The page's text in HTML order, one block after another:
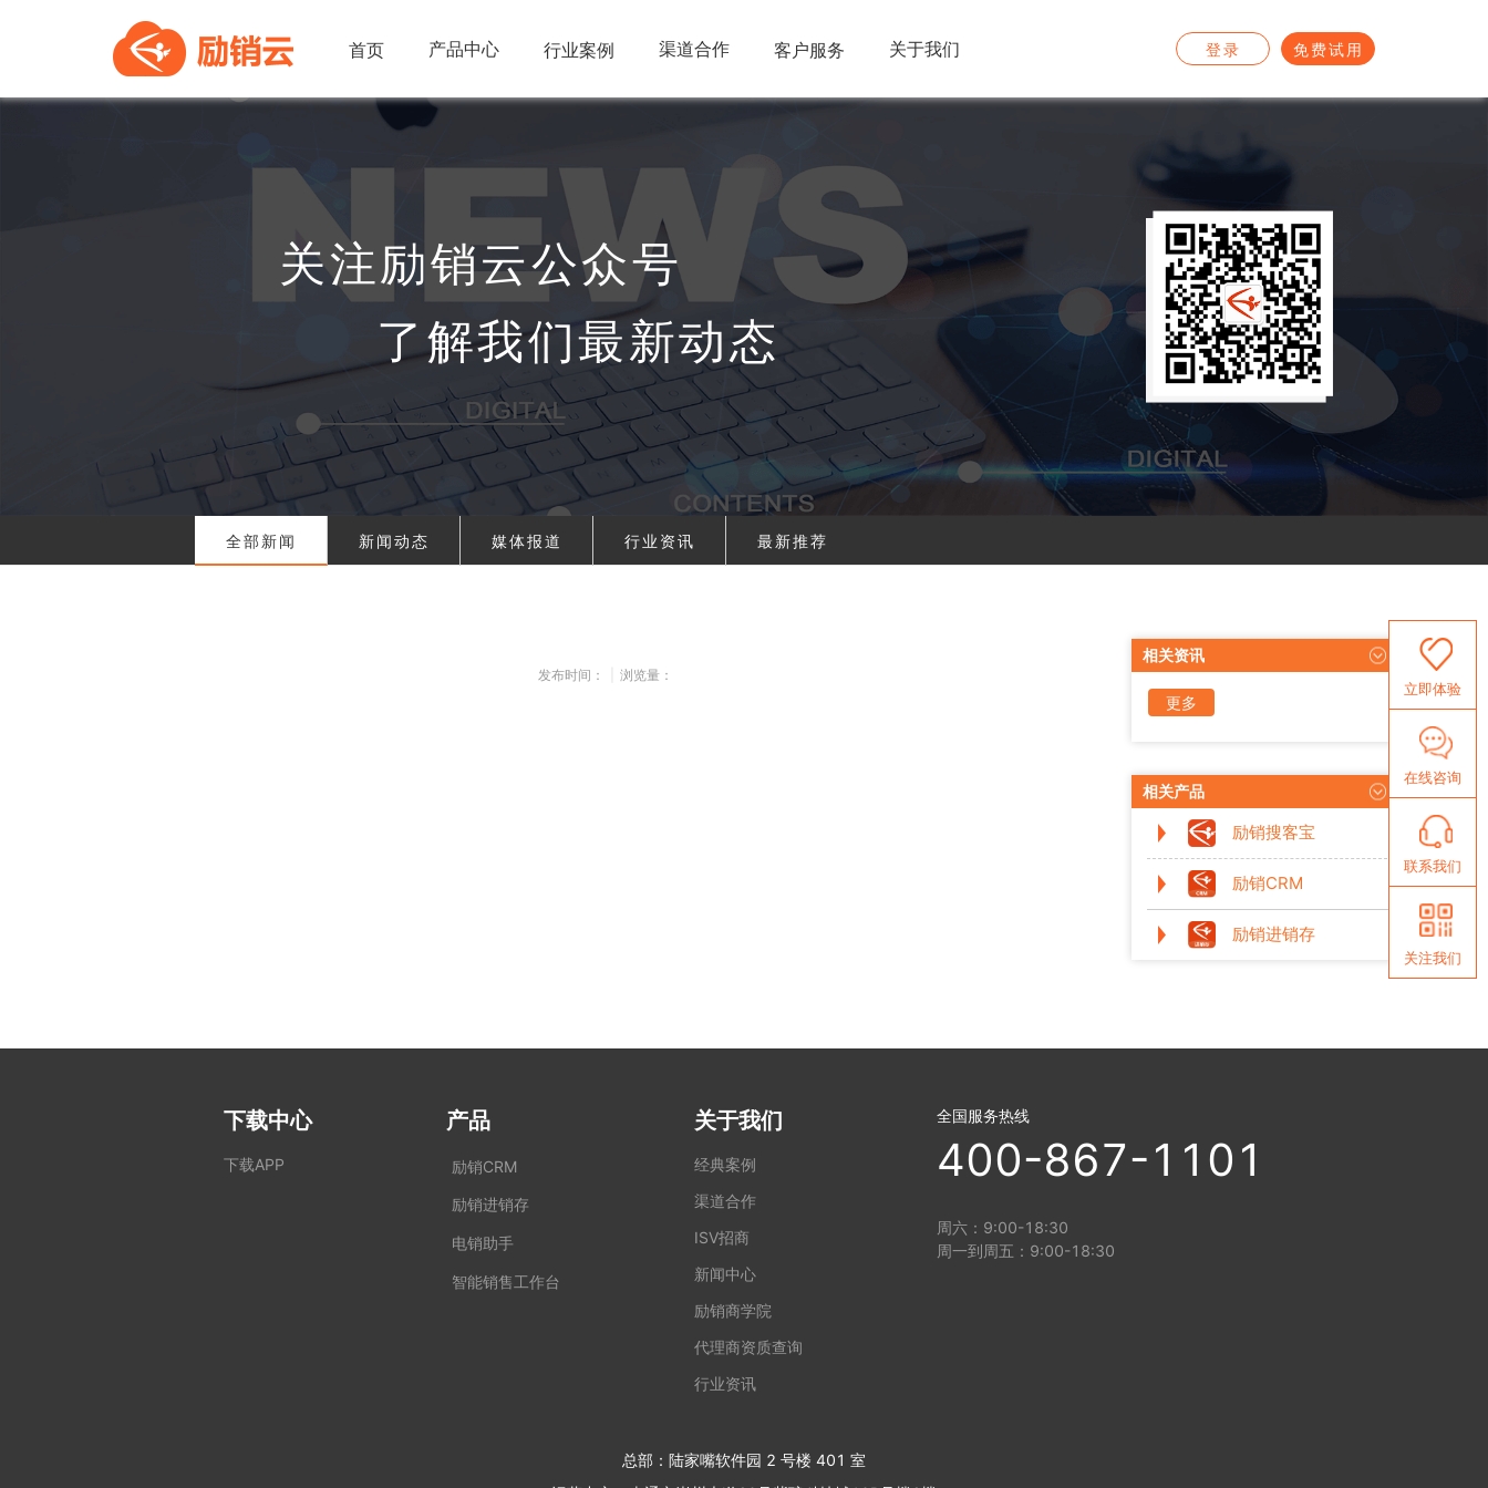
登录 免费试用
首页 产品中心 行业案例 渠道合作 客户服务 关于我们
关注励销云公众号
了解我们最新动态
全部新闻 新闻动态 媒体报道 行业资讯 最新推荐
发布时间： 浏览量：
相关资讯
更多
相关产品
励销搜客宝
励销CRM
励销进销存
下载中心
下载APP
产品
励销CRM
励销进销存
电销助手
智能销售工作台
关于我们
经典案例
渠道合作
ISV招商
新闻中心
励销商学院
代理商资质查询
行业资讯
全国服务热线
400-867-1101
周六：9:00-18:30
周一到周五：9:00-18:30
总部：陆家嘴软件园 2 号楼 401 室
立即体验
在线咨询
联系我们
关注我们